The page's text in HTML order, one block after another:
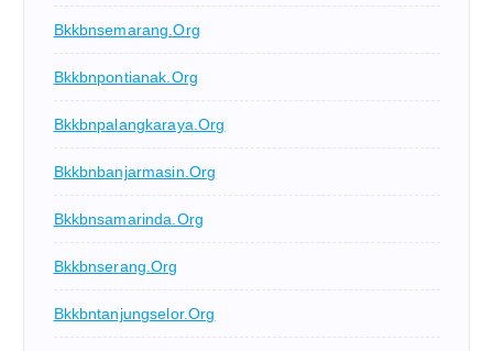
Bkkbnsemarang.org
Bkkbnpontianak.org
Bkkbnpalangkaraya.org
Bkkbnbanjarmasin.org
Bkkbnsamarinda.org
Bkkbnserang.org
Bkkbntanjungselor.org